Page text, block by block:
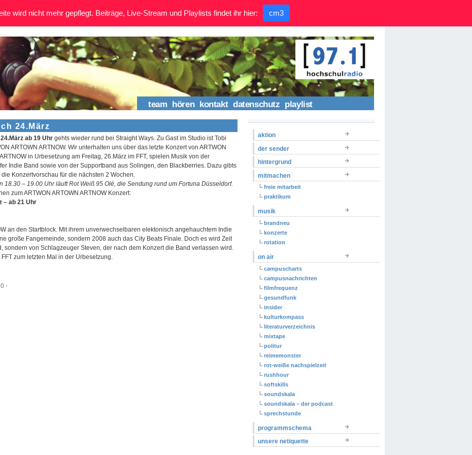
team hören kontakt datenschutz playlist
24.März
ab 19 Uhr gehts wieder rund bei Straight Ways. Zu Gast im Studio ist Tobi
ARTOWN ARTNOW. Wir unterhalten uns über das letzte Konzert von ARTWON
in Urbesetzung am Freitag, 26.März im FFT, spielen Musik von der
Indie Band sowie von der Supportband aus Solingen, den Blackberries. Dazu gibts
Konzertvorschau für die nächsten 2 Wochen.
18.30 – 19.00 Uhr läuft Rot Weiß 95 Olé, die Sendung rund um Fortuna Düsseldorf.
zum ARTWON ARTOWN ARTNOW Konzert:
– ab 21 Uhr
an den Startblock. Mit ihrem unverwechselbaren elektonisch angehauchtem Indie
große Fangemeinde, sondern 2008 auch das City Beats Finale. Doch es wird Zeit
sondern von Schlagzeuger Steven, der nach dem Konzert die Band verlassen wird.
zum letzten Mal in der Urbesetzung.
⋅
aktion
der sender
hintergrund
mitmachen
freie mitarbeit
praktikum
musik
brandneu
konzerte
rotation
on air
campuscharts
campusnachrichten
filmfrequenz
gesundfunk
insider
kulturkompass
literaturverzeichnis
mixtape
politur
reimemonster
rot-weiße nachspielzeit
rushhour
softskills
soundskala
soundskala – der podcast
sprechstunde
programmschema
unsere netiquette
wird nicht mehr gepflegt. Beiträge, Live-Stream und Playlists findet ihr hier: cm3